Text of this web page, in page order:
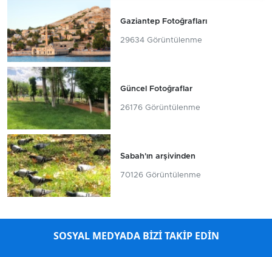
Gaziantep Fotoğrafları
29634 Görüntülenme
Güncel Fotoğraflar
26176 Görüntülenme
Sabah'ın arşivinden
70126 Görüntülenme
SOSYAL MEDYADA BİZİ TAKİP EDİN